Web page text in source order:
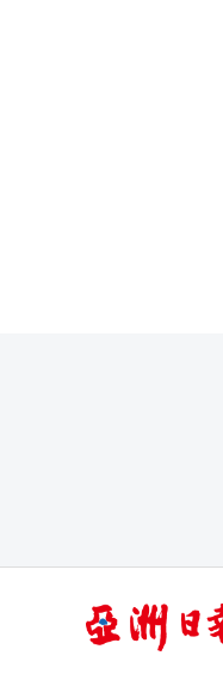
亚
洲
日